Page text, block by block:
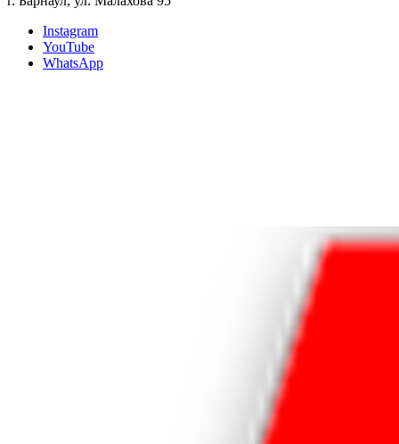
Instagram
YouTube
WhatsApp